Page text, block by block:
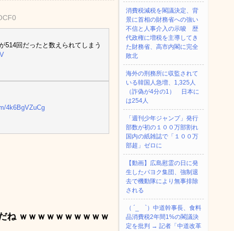
514回だったと数えられてしまう
4k6BgVZuCg
ね ｗｗｗｗｗｗｗｗｗｗ
消費税減税を閣議決定、背
景に首相の財務省への強い
不信と人事介入の示唆 歴
代政権に増税を主導してき
た財務省、高市内閣に完全
敗北
海外の刑務所に収監されて
いる韓国人急増、1,325人
（詐偽が4分の1） 日本に
は254人
「週刊少年ジャンプ」発行
部数が初の１００万部割れ
国内の紙雑誌で「１００万
部超」ゼロに
【動画】広島慰霊の日に発
生したパヨク集団、強制退
去で機動隊により無事排除
される
（ ´_ゝ`）中道幹事長、食料
品消費税2年間1%の閣議決
定を批判 → 記者「中道改革